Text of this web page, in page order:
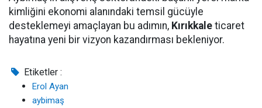
kimliğini ekonomi alanındaki temsil gücüyle
desteklemeyi amaçlayan bu adımın, Kırıkkale ticaret
hayatına yeni bir vizyon kazandırması bekleniyor.
Etiketler :
Erol Ayan
aybimaş